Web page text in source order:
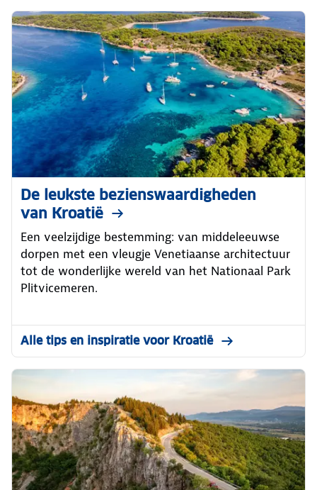
De leukste bezienswaardigheden
van Kroatië
Een veelzijdige bestemming: van middeleeuwse
dorpen met een vleugje Venetiaanse architectuur
tot de wonderlijke wereld van het Nationaal Park
Plitvicemeren.
Alle tips en inspiratie voor Kroatië